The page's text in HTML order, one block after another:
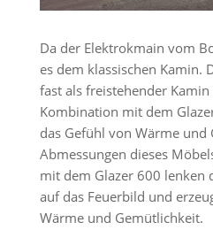
Da der Elektrokmain vom
es dem klassischen Kamin.
fast als freistehender
Kombination mit dem
das Gefühl von Wärme
Abmessungen dieses
mit dem Glazer 600 lenken
auf das Feuerbild und
Wärme und Gemütlichkeit.